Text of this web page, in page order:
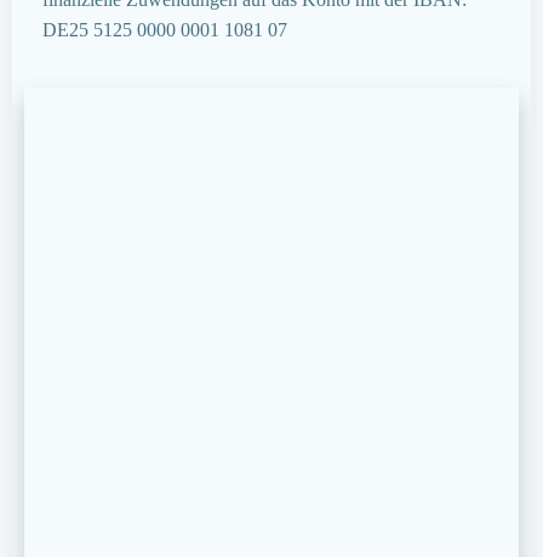
DE25 5125 0000 0001 1081 07